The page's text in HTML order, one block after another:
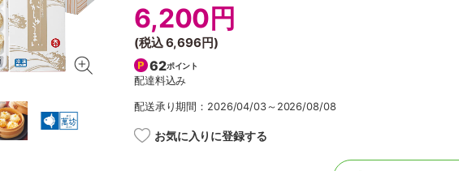
6,200円
(税込6,696円)
62ポイント
配達料込み
配送承り期間：2026/04/03～2026/08/08
お気に入りに登録する